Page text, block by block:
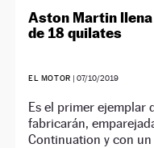
Aston Martin llena
de 18 quilates
EL MOTOR | 07/10/2019
Es el primer ejemplar
fabricarán,
Continuation y con